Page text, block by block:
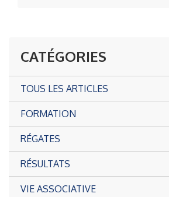
CATÉGORIES
TOUS LES ARTICLES
FORMATION
RÉGATES
RÉSULTATS
VIE ASSOCIATIVE